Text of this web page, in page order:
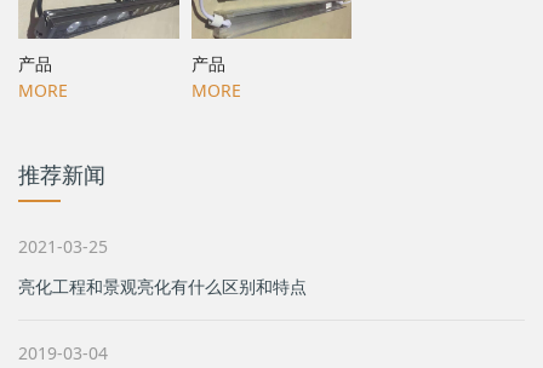
产品
MORE
产品
MORE
推荐新闻
2021-03-25
亮化工程和景观亮化有什么区别和特点
2019-03-04